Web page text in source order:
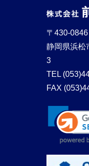
〒430-0846
静岡県浜松
3
TEL
FAX